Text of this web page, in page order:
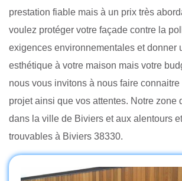
prestation fiable mais à un prix très
voulez protéger votre façade contre la
exigences environnementales et donner
esthétique à votre maison mais votre
nous vous invitons à nous faire
projet ainsi que vos attentes. Notre zone
dans la ville de Biviers et aux alentours
trouvables à Biviers 38330.